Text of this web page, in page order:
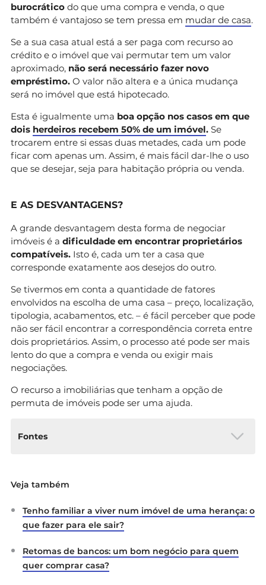
burocrático do que uma compra e venda, o que
também é vantajoso se tem pressa em mudar de casa.
Se a sua casa atual está a ser paga com recurso ao
crédito e o imóvel que vai permutar tem um valor
aproximado, não será necessário fazer novo
empréstimo. O valor não altera e a única mudança
será no imóvel que está hipotecado.
Esta é igualmente uma boa opção nos casos em que
dois herdeiros recebem 50% de um imóvel. Se
trocarem entre si essas duas metades, cada um pode
ficar com apenas um. Assim, é mais fácil dar-lhe o uso
que se desejar, seja para habitação própria ou venda.
E AS DESVANTAGENS?
A grande desvantagem desta forma de negociar
imóveis é a dificuldade em encontrar proprietários
compatíveis. Isto é, cada um ter a casa que
corresponde exatamente aos desejos do outro.
Se tivermos em conta a quantidade de fatores
envolvidos na escolha de uma casa – preço, localização,
tipologia, acabamentos, etc. – é fácil perceber que pode
não ser fácil encontrar a correspondência correta entre
dois proprietários. Assim, o processo até pode ser mais
lento do que a compra e venda ou exigir mais
negociações.
O recurso a imobiliárias que tenham a opção de
permuta de imóveis pode ser uma ajuda.
Fontes
Lei n.º 47344 (Código Civil) Artigo 939.º –
compra e venda
Ordem dos Notários:
permuta
Portal das Finanças:
Veja também
Tenho familiar a viver num imóvel de uma herança: o
que fazer para ele sair?
Retomas de bancos: um bom negócio para quem
quer comprar casa?